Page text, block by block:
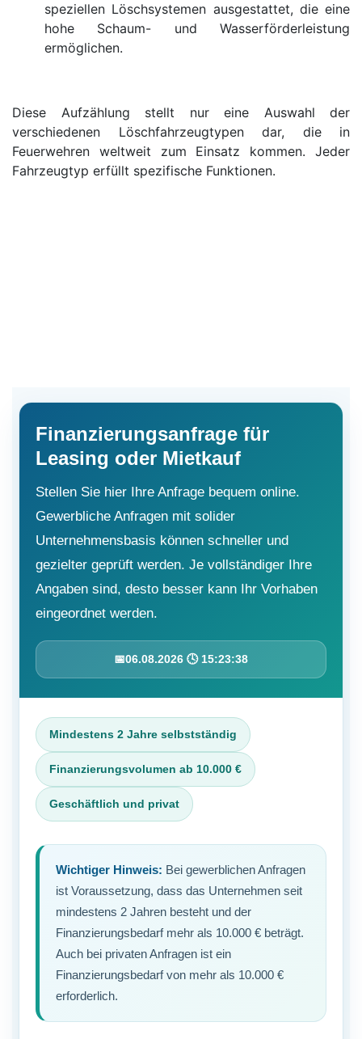
speziellen Löschsystemen ausgestattet, die eine
hohe Schaum- und Wasserförderleistung
ermöglichen.
Diese Aufzählung stellt nur eine Auswahl der
verschiedenen Löschfahrzeugtypen dar, die in
Feuerwehren weltweit zum Einsatz kommen. Jeder
Fahrzeugtyp erfüllt spezifische Funktionen.
Finanzierungsanfrage für
Leasing oder Mietkauf
Stellen Sie hier Ihre Anfrage bequem online.
Gewerbliche Anfragen mit solider
Unternehmensbasis können schneller und
gezielter geprüft werden. Je vollständiger Ihre
Angaben sind, desto besser kann Ihr Vorhaben
eingeordnet werden.
📅06.08.2026 🕓 15:23:39
Mindestens 2 Jahre selbstständig
Finanzierungsvolumen ab 10.000 €
Geschäftlich und privat
Wichtiger Hinweis: Bei gewerblichen Anfragen
ist Voraussetzung, dass das Unternehmen seit
mindestens 2 Jahren besteht und der
Finanzierungsbedarf mehr als 10.000 € beträgt.
Auch bei privaten Anfragen ist ein
Finanzierungsbedarf von mehr als 10.000 €
erforderlich.